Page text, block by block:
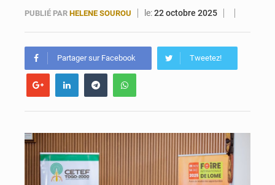
PUBLIÉ PAR HELENE SOUROU le:22 octobre 2025
Partager sur Facebook Tweetez!